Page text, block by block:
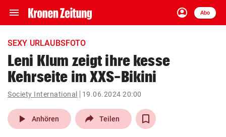
menu Navigation
ein-/ausklappen
account_circle
Anmelden
Abo
close Schließen
account_circle Anmelden
arrow_right
pin_drop
Wien arrow_right
SEXY URLAUBSFOTO
Leni Klum zeigt ihre kesse
Kehrseite im XXS-Bikini
Society International 19.06.2024 20:00
play_arrow Anhören Teilen